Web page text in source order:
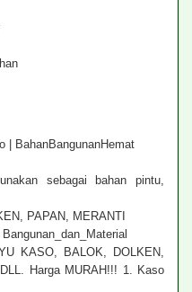
| BahanBangunanHemat
sebagai bahan pintu,
PAPAN, MERANTI
KASO, BALOK, DOLKEN,
Harga MURAH!!! 1. Kaso